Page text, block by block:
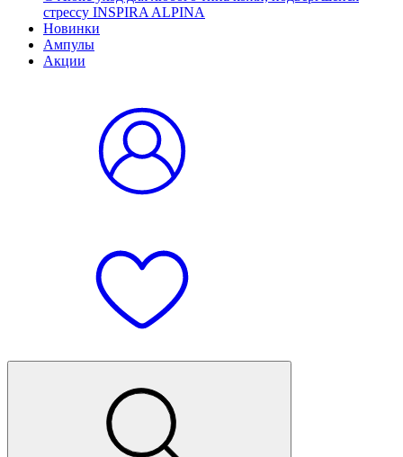
стрессу INSPIRA ALPINA
Новинки
Ампулы
Акции